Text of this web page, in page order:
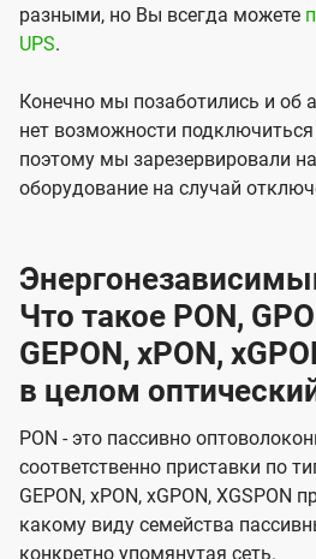
разными, но Вы всегда можете
UPS.
Конечно мы позаботились и об
нет возможности подключиться
поэтому мы зарезервировали
оборудование на случай
Что такое PON,
GEPON, xPON,
в целом
PON - это пассивно
соответственно приставки по
GEPON, xPON, xGPON, XGSPON
какому виду семейства
конкретно упомянутая сеть.